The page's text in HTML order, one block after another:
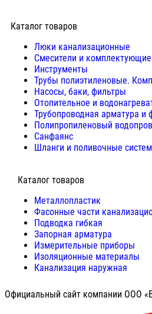
Каталог товаров
Люки канализационные
Cмесители и комплектующие
Инструменты
Трубы полиэтиленовые.
Насосы, баки, фильтры
Отопительное и
Трубопроводная арматура и
Полипропиленовый
Санфаянс
Шланги и поливочные
⠀Каталог товаров
Металлопластик
Фасонные части
Подводка гибкая
Запорная арматура
Измерительные приборы
Изоляционные материалы
Канализация наружная
Официальный сайт компании ООО